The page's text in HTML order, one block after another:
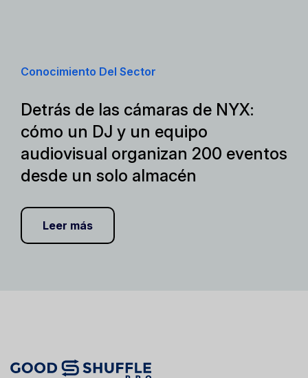
Conocimiento Del Sector
Detrás de las cámaras de NYX:
cómo un DJ y un equipo
audiovisual organizan 200 eventos
desde un solo almacén
Leer más